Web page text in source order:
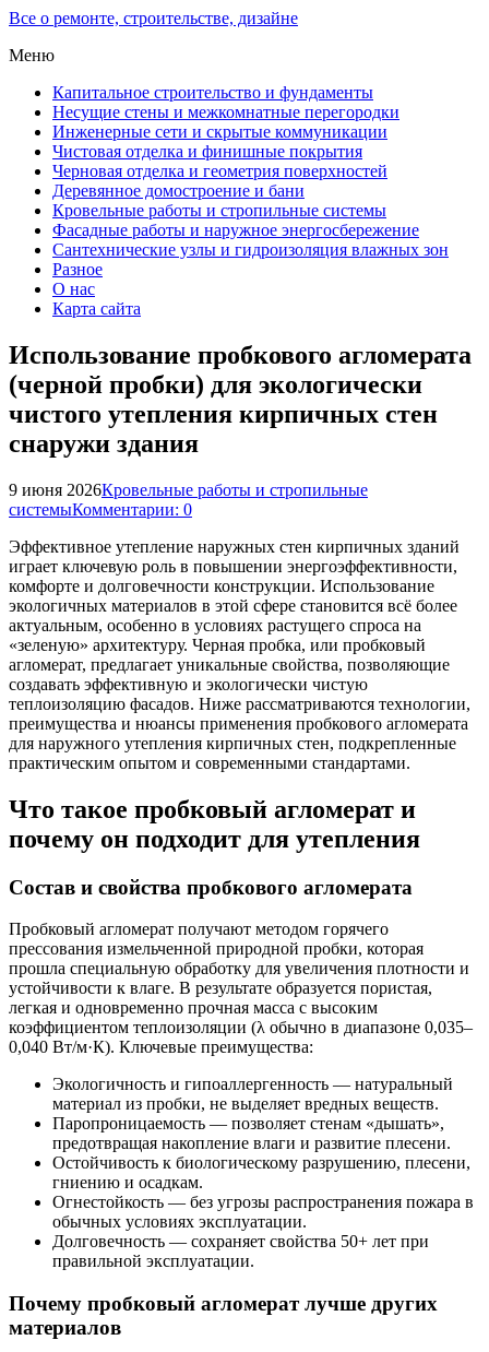
Все о ремонте, строительстве, дизайне
Меню
Капитальное строительство и фундаменты
Несущие стены и межкомнатные перегородки
Инженерные сети и скрытые коммуникации
Чистовая отделка и финишные покрытия
Черновая отделка и геометрия поверхностей
Деревянное домостроение и бани
Кровельные работы и стропильные системы
Фасадные работы и наружное энергосбережение
Сантехнические узлы и гидроизоляция влажных зон
Разное
О нас
Карта сайта
Использование пробкового агломерата
(черной пробки) для экологически
чистого утепления кирпичных стен
снаружи здания
9 июня 2026Кровельные работы и стропильные
системыКомментарии: 0
Эффективное утепление наружных стен кирпичных зданий
играет ключевую роль в повышении энергоэффективности,
комфорте и долговечности конструкции. Использование
экологичных материалов в этой сфере становится всё более
актуальным, особенно в условиях растущего спроса на
«зеленую» архитектуру. Черная пробка, или пробковый
агломерат, предлагает уникальные свойства, позволяющие
создавать эффективную и экологически чистую
теплоизоляцию фасадов. Ниже рассматриваются технологии,
преимущества и нюансы применения пробкового агломерата
для наружного утепления кирпичных стен, подкрепленные
практическим опытом и современными стандартами.
Что такое пробковый агломерат и
почему он подходит для утепления
Состав и свойства пробкового агломерата
Пробковый агломерат получают методом горячего
прессования измельченной природной пробки, которая
прошла специальную обработку для увеличения плотности и
устойчивости к влаге. В результате образуется пористая,
легкая и одновременно прочная масса с высоким
коэффициентом теплоизоляции (λ обычно в диапазоне 0,035–
0,040 Вт/м·К). Ключевые преимущества:
Экологичность и гипоаллергенность — натуральный
материал из пробки, не выделяет вредных веществ.
Паропроницаемость — позволяет стенам «дышать»,
предотвращая накопление влаги и развитие плесени.
Остойчивость к биологическому разрушению, плесени,
гниению и осадкам.
Огнестойкость — без угрозы распространения пожара в
обычных условиях эксплуатации.
Долговечность — сохраняет свойства 50+ лет при
правильной эксплуатации.
Почему пробковый агломерат лучше других
материалов